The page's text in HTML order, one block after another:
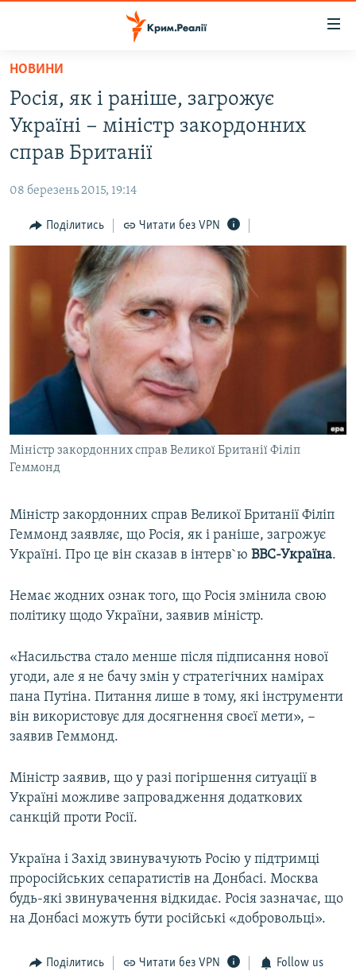
Перейти
основного
матеріалу
Перейти
до
основної
навігації
Перейти
до
ВОДА.КРИМ
ВІДЕО ТА ФОТО
БЛОГИ
ПОГЛЯД
ВСЕ ЗА ДЕНЬ
СПЕЦПРОЕКТИ
ДЕПОРТАЦІЯ
ВІДЕОУРОКИ «ELIFBE»
СВІДЧЕННЯ ОКУПАЦІЇ
УКРАЇНСЬКА ПРОБЛЕМА КРИМУ
ІНФОГРАФІКА
ЯК ОБІЙТИ БЛОКУВАННЯ
Русский
ДОЛУЧАЙСЯ!
Усі сайти RFE/RL
НОВИНИ
Росія, як і раніше, загрожує
Україні − міністр закордонних
справ Британії
08 березень 2015, 19:14
Поділитись Читати без VPN
Міністр закордонних справ Великої Британії Філіп
Геммонд
Міністр закордонних справ Великої Британії Філіп
Геммонд заявляє, що Росія, як і раніше, загрожує
Україні. Про це він сказав в інтерв`ю ВВС-Україна.
Немає жодних ознак того, що Росія змінила свою
політику щодо України, заявив міністр.
«Насильства стало менше після підписання нової
угоди, але я не бачу змін у стратегічних намірах
пана Путіна. Питання лише в тому, які інструменти
він використовує для досягнення своєї мети», −
заявив Геммонд.
Міністр заявив, що у разі погіршення ситуації в
Україні можливе запровадження додаткових
санкцій проти Росії.
Україна і Захід звинувачують Росію у підтримці
проросійських сепаратистів на Донбасі. Москва
будь-які звинувачення відкидає. Росія зазначає, що
на Донбасі можуть бути російські «добровольці».
Поділитись Читати без VPN Follow us